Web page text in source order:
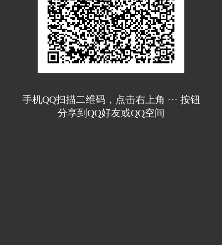
手机QQ扫描二维码，点击右上角 ··· 按钮
分享到QQ好友或QQ空间